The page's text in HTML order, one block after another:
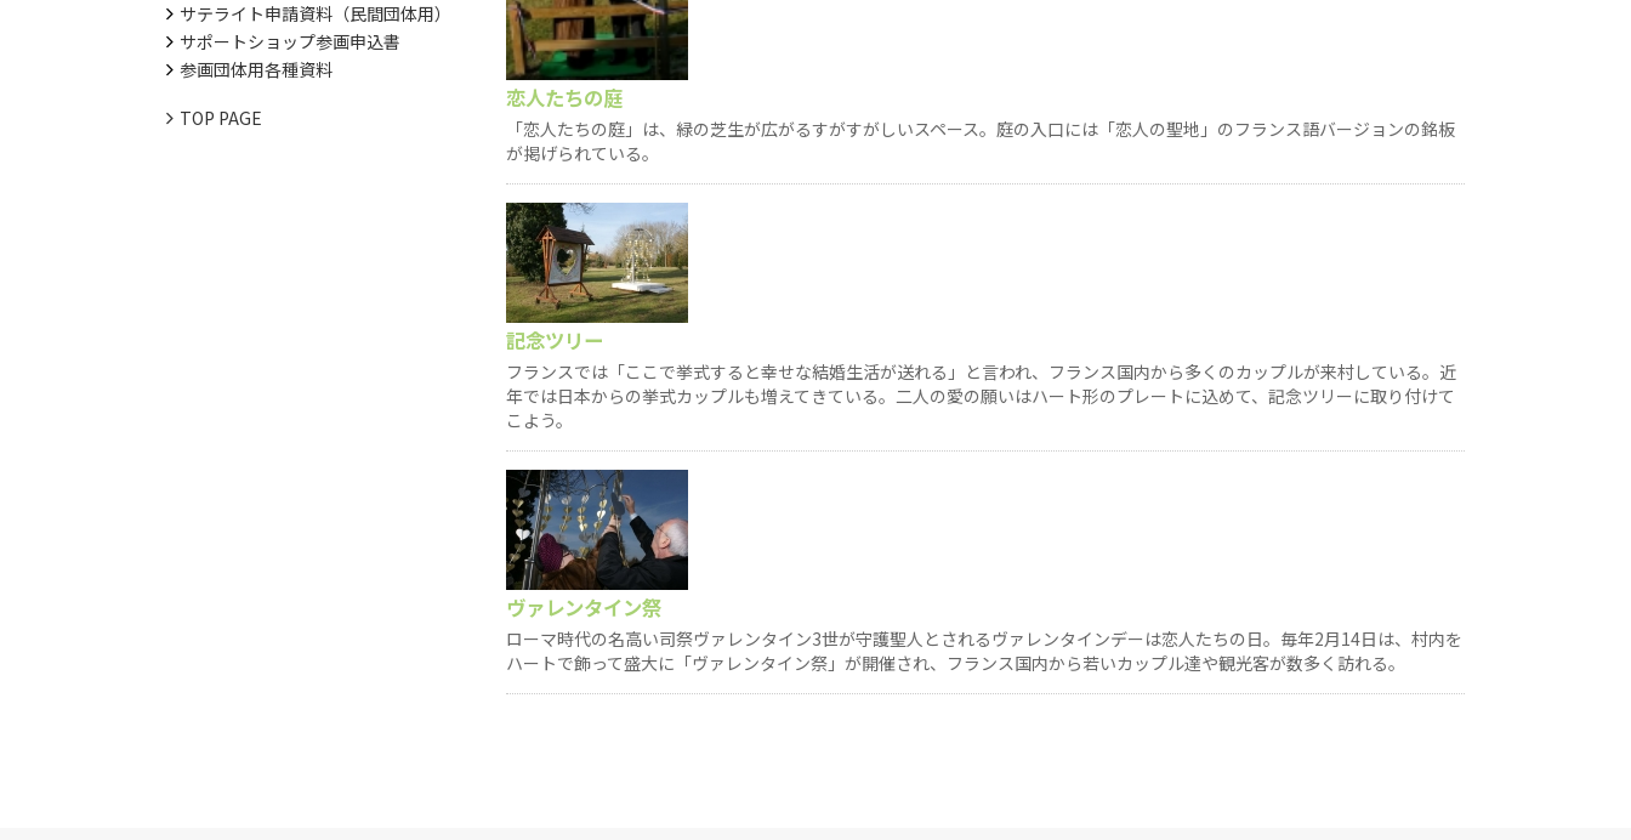
恋人たちの庭
「恋人たちの庭」は、緑の芝生が広がるすがすがしいスペース。庭の入口には「恋人の聖地」のフランス語バージョンの銘板
が掲げられている。
記念ツリー
フランスでは「ここで挙式すると幸せな結婚生活が送れる」と言われ、フランス国内から多くのカップルが来村している。近
年では日本からの挙式カップルも増えてきている。二人の愛の願いはハート形のプレートに込めて、記念ツリーに取り付けて
こよう。
ヴァレンタイン祭
ローマ時代の名高い司祭ヴァレンタイン3世が守護聖人とされるヴァレンタインデーは恋人たちの日。毎年2月14日は、村内を
ハートで飾って盛大に「ヴァレンタイン祭」が開催され、フランス国内から若いカップル達や観光客が数多く訪れる。
サテライト申請資料（民間団体用）
サポートショップ参画申込書
参画団体用各種資料
TOP PAGE